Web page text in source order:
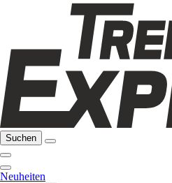
Suchen
Neuheiten